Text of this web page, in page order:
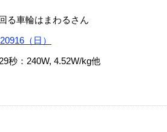
る車輪はまわるさん
（日）
秒：240W, 4.52W/kg他